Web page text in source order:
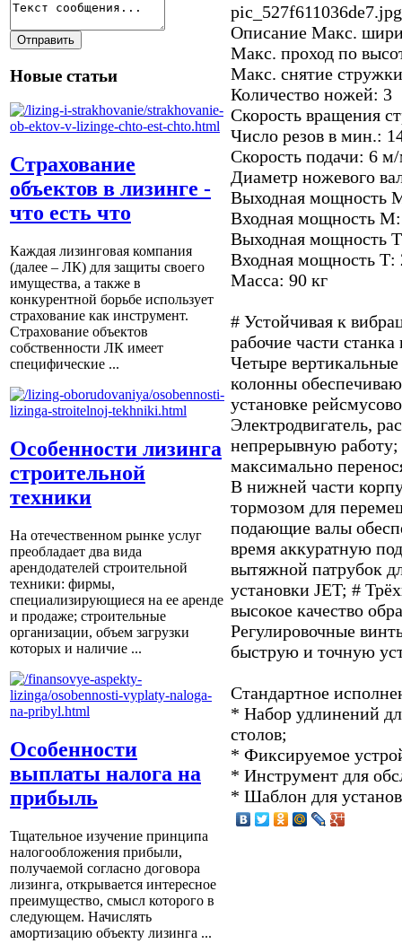
Новые статьи
Страхование
объектов в лизинге -
что есть что
Каждая лизинговая компания
(далее – ЛК) для защиты своего
имущества, а также в
конкурентной борьбе использует
страхование как инструмент.
Страхование объектов
собственности ЛК имеет
специфические ...
Особенности лизинга
строительной
техники
На отечественном рынке услуг
преобладает два вида
арендодателей строительной
техники: фирмы,
специализирующиеся на ее аренде
и продаже; строительные
организации, объем загрузки
которых и наличие ...
Особенности
выплаты налога на
прибыль
Тщательное изучение принципа
налогообложения прибыли,
получаемой согласно договора
лизинга, открывается интересное
преимущество, смысл которого в
следующем. Начислять
амортизацию объекту лизинга ...
pic_527f611036de7.jpg
Описание Макс.
Макс. проход по
Макс. снятие
Количество ножей: 3
Скорость вращения
Число резов в мин.:
Скорость подачи: 6
Диаметр ножевого
Выходная мощность
Входная мощность
Выходная мощность
Входная мощность Т:
Масса: 90 кг
# Устойчивая к
рабочие части
Четыре
колонны
установке
Электродвигатель,
непрерывную
максимально
В нижней части
тормозом для
подающие валы
время аккуратную
вытяжной патрубок
установ­ки JET; #
высокое качество
Регулировочные
быструю и точную
Стандартное
* Набор удлинений
столов;
* Фиксируемое
* Инструмент для
* Шаблон для